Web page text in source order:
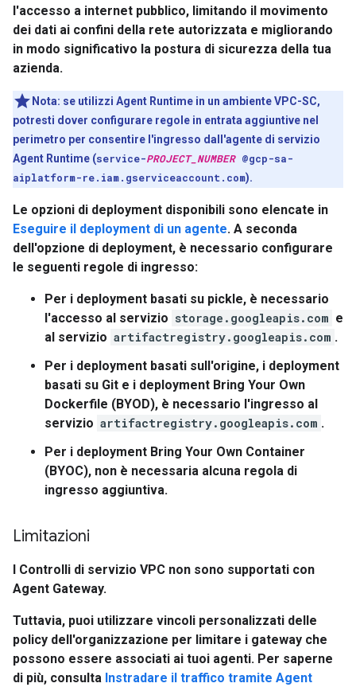
l'accesso a internet pubblico, limitando il movimento
dei dati ai confini della rete autorizzata e migliorando
in modo significativo la postura di sicurezza della tua
azienda.
Nota: se utilizzi Agent Runtime in un ambiente VPC-SC,
potresti dover configurare regole in entrata aggiuntive nel
perimetro per consentire l'ingresso dall'agente di servizio
Agent Runtime (service-PROJECT_NUMBER@gcp-sa-
aiplatform-re.iam.gserviceaccount.com).
Le opzioni di deployment disponibili sono elencate in
Eseguire il deployment di un agente. A seconda
dell'opzione di deployment, è necessario configurare
le seguenti regole di ingresso:
Per i deployment basati su pickle, è necessario
l'accesso al servizio storage.googleapis.com e
al servizio artifactregistry.googleapis.com .
Per i deployment basati sull'origine, i deployment
basati su Git e i deployment Bring Your Own
Dockerfile (BYOD), è necessario l'ingresso al
servizio artifactregistry.googleapis.com .
Per i deployment Bring Your Own Container
(BYOC), non è necessaria alcuna regola di
ingresso aggiuntiva.
Limitazioni
I Controlli di servizio VPC non sono supportati con
Agent Gateway.
Tuttavia, puoi utilizzare vincoli personalizzati delle
policy dell'organizzazione per limitare i gateway che
possono essere associati ai tuoi agenti. Per saperne
di più, consulta Instradare il traffico tramite Agent